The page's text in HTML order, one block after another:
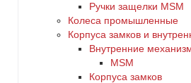
Ручки защелки MSM
Колеса промышленные
Корпуса замков и
Внутренние
MSM
Корпуса замков